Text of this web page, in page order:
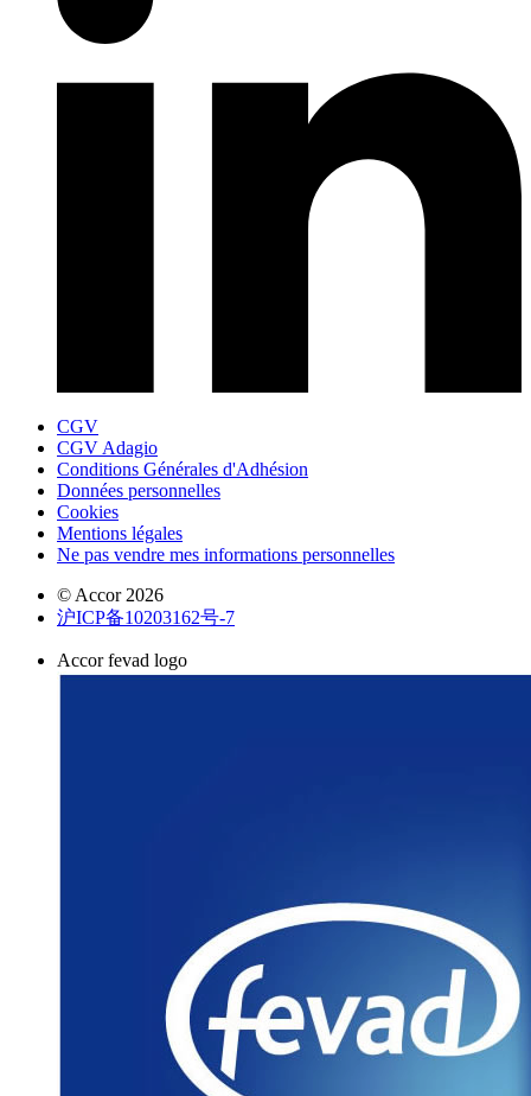
CGV
CGV Adagio
Conditions Générales d'Adhésion
Données personnelles
Cookies
Mentions légales
Ne pas vendre mes informations personnelles
© Accor 2026
沪ICP备10203162号-7
Accor fevad logo